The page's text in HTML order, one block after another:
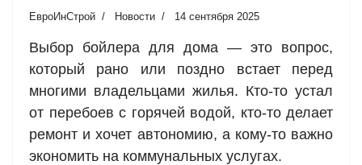
ЕвроИнСтрой Новости 14 сентября 2025
Выбор бойлера для дома — это вопрос,
который рано или поздно встает перед
многими владельцами жилья. Кто-то устал
от перебоев с горячей водой, кто-то делает
ремонт и хочет автономию, а кому-то важно
экономить на коммунальных услугах.